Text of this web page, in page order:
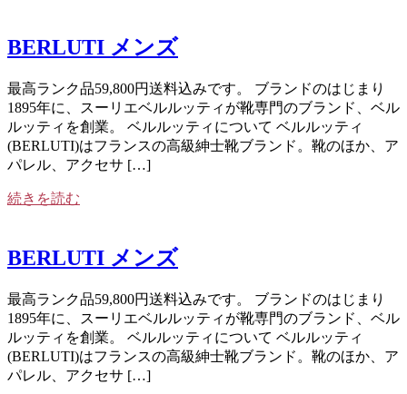
BERLUTI メンズ
最高ランク品59,800円送料込みです。 ブランドのはじまり
1895年に、スーリエベルルッティが靴専門のブランド、ベル
ルッティを創業。 ベルルッティについて ベルルッティ
(BERLUTI)はフランスの高級紳士靴ブランド。靴のほか、ア
パレル、アクセサ […]
続きを読む
BERLUTI メンズ
最高ランク品59,800円送料込みです。 ブランドのはじまり
1895年に、スーリエベルルッティが靴専門のブランド、ベル
ルッティを創業。 ベルルッティについて ベルルッティ
(BERLUTI)はフランスの高級紳士靴ブランド。靴のほか、ア
パレル、アクセサ […]